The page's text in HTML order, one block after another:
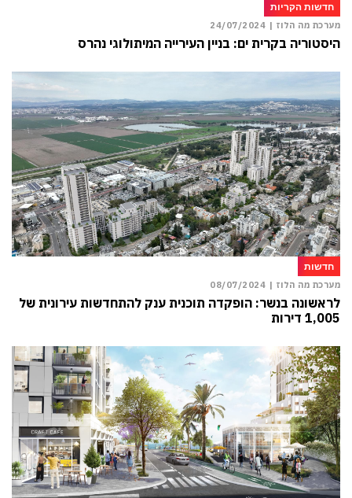
חדשות הקריות
מערכת מה הלוז | 24/07/2024
היסטוריה בקרית ים: בניין העירייה המיתולוגי נהרס
חדשות
מערכת מה הלוז | 08/07/2024
לראשונה בנשר: הופקדה תוכנית ענק להתחדשות עירונית של
1,005 דירות